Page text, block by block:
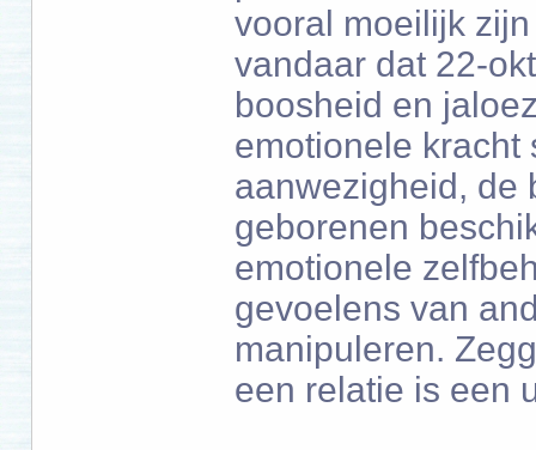
vooral moeilijk
vandaar dat 22-
boosheid en
emotionele kracht
aanwezigheid, de
geborenen
emotionele
gevoelens van
manipuleren.
een relatie is een